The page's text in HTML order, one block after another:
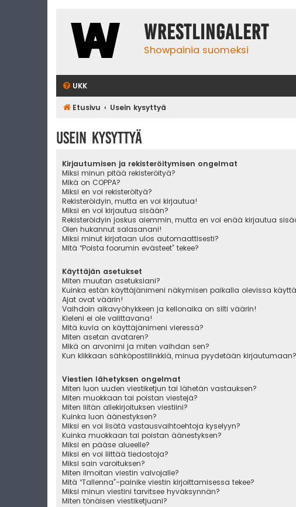
WrestlingAlert
Showpainia suomeksi
UKK
Etusivu Usein kysyttyä
Usein kysyttyä
Kirjautumisen ja rekisteröitymisen ongelmat
Miksi minun pitää rekisteröityä?
Mikä on COPPA?
Miksi en voi rekisteröityä?
Rekisteröidyin, mutta en voi kirjautua!
Miksi en voi kirjautua sisään?
Rekisteröidyin joskus aiemmin, mutta en voi enää kirjautua
Olen hukannut salasanani!
Miksi minut kirjataan ulos automaattisesti?
Mitä “Poista foorumin evästeet” tekee?
Käyttäjän asetukset
Miten muutan asetuksiani?
Kuinka estän käyttäjänimeni näkymisen paikalla olevissa
Ajat ovat väärin!
Vaihdoin aikavyöhykkeen ja kellonaika on silti väärin!
Kieleni ei ole valittavana!
Mitä kuvia on käyttäjänimeni vieressä?
Miten asetan avataren?
Mikä on arvonimi ja miten vaihdan sen?
Kun klikkaan sähköpostilinkkiä, minua pyydetään kirjautumaan?
Viestien lähetyksen ongelmat
Miten luon uuden viestiketjun tai lähetän vastauksen?
Miten muokkaan tai poistan viestejä?
Miten liitän allekirjoituksen viestiini?
Kuinka luon äänestyksen?
Miksi en voi lisätä vastausvaihtoehtoja kyselyyn?
Kuinka muokkaan tai poistan äänestyksen?
Miksi en pääse alueelle?
Miksi en voi liittää tiedostoja?
Miksi sain varoituksen?
Miten ilmoitan viestin valvojalle?
Mitä “Tallenna”-painike viestin kirjoittamisessa tekee?
Miksi minun viestini tarvitsee hyväksynnän?
Miten tönäisen viestiketjuani?